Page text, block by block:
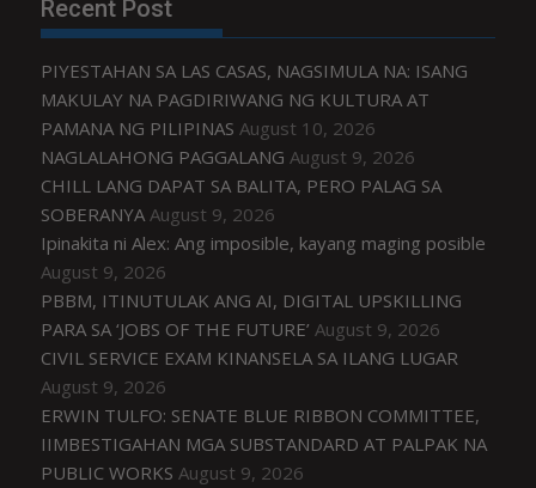
Recent Post
PIYESTAHAN SA LAS CASAS, NAGSIMULA NA: ISANG
MAKULAY NA PAGDIRIWANG NG KULTURA AT
PAMANA NG PILIPINAS August 10, 2026
NAGLALAHONG PAGGALANG August 9, 2026
CHILL LANG DAPAT SA BALITA, PERO PALAG SA
SOBERANYA August 9, 2026
Ipinakita ni Alex: Ang imposible, kayang maging posible
August 9, 2026
PBBM, ITINUTULAK ANG AI, DIGITAL UPSKILLING
PARA SA ‘JOBS OF THE FUTURE’ August 9, 2026
CIVIL SERVICE EXAM KINANSELA SA ILANG LUGAR
August 9, 2026
ERWIN TULFO: SENATE BLUE RIBBON COMMITTEE,
IIMBESTIGAHAN MGA SUBSTANDARD AT PALPAK NA
PUBLIC WORKS August 9, 2026